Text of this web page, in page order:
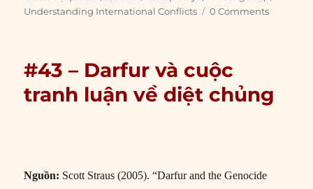
Debate”,
Foreign Affairs , Vol. 84, No. 1 (Jan. – Feb.), pp.
>>PDF
Cái tên nói lên điều gì?